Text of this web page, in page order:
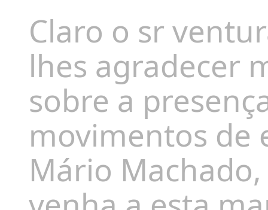
Claro o sr
lhes agradecer
sobre a
movimentos de
Mário